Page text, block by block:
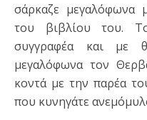
σάρκαζε μεγαλόφωνα
του βιβλίου του.
συγγραφέα και με
μεγαλόφωνα τον
κοντά με την παρέα
που κυνηγάτε